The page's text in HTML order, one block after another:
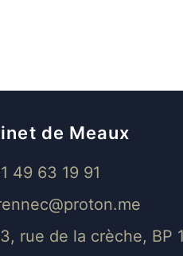
de Meaux
49 63 19 91
rue de la crèche, BP